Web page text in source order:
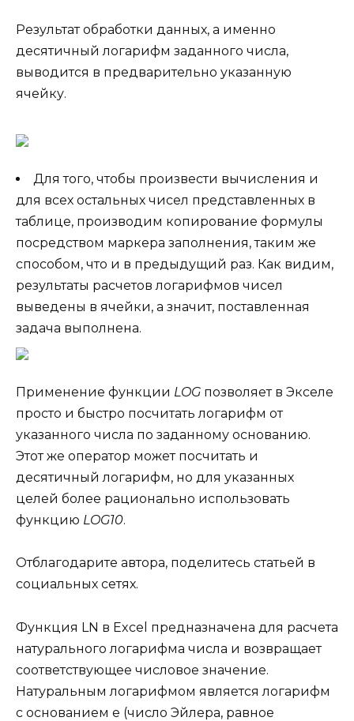
Результат обработки данных, а именно
десятичный логарифм заданного числа,
выводится в предварительно указанную
ячейку.
Для того, чтобы произвести вычисления и
для всех остальных чисел представленных в
таблице, производим копирование формулы
посредством маркера заполнения, таким же
способом, что и в предыдущий раз. Как видим,
результаты расчетов логарифмов чисел
выведены в ячейки, а значит, поставленная
задача выполнена.
Применение функции LOG позволяет в Экселе
просто и быстро посчитать логарифм от
указанного числа по заданному основанию.
Этот же оператор может посчитать и
десятичный логарифм, но для указанных
целей более рационально использовать
функцию LOG10.
Отблагодарите автора, поделитесь статьей в
социальных сетях.
Функция LN в Excel предназначена для расчета
натурального логарифма числа и возвращает
соответствующее числовое значение.
Натуральным логарифмом является логарифм
с основанием e (число Эйлера, равное